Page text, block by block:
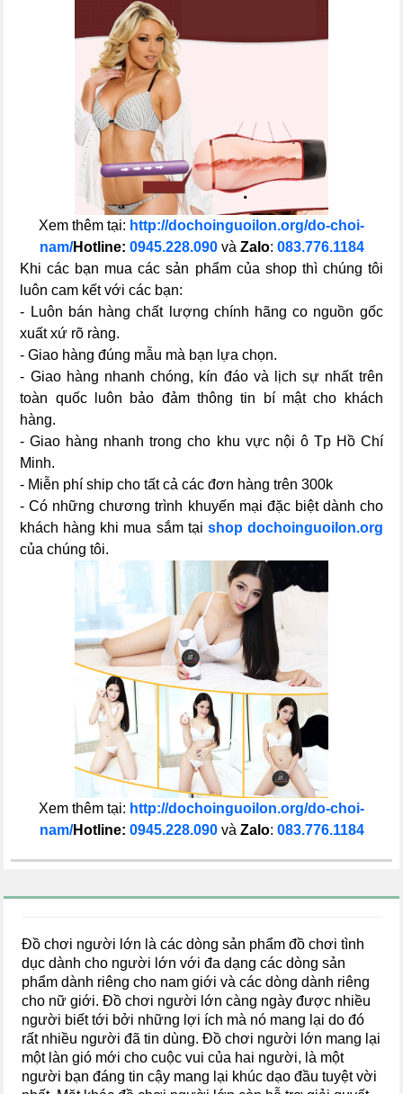
Xem thêm tại: http://dochoinguoilon.org/do-choi-
nam/Hotline: 0945.228.090và Zalo: 083.776.1184
Khi các bạn mua các sản phẩm của shop thì chúng tôi
luôn cam kết với các bạn:
- Luôn bán hàng chất lượng chính hãng co nguồn gốc
xuất xứ rõ ràng.
- Giao hàng đúng mẫu mà bạn lựa chọn.
- Giao hàng nhanh chóng, kín đáo và lịch sự nhất trên
toàn quốc luôn bảo đảm thông tin bí mật cho khách
hàng.
- Giao hàng nhanh trong cho khu vực nội ô Tp Hồ Chí
Minh.
- Miễn phí ship cho tất cả các đơn hàng trên 300k
- Có những chương trình khuyến mại đặc biệt dành cho
khách hàng khi mua sắm tại shop dochoinguoilon.org
của chúng tôi.
Xem thêm tại: http://dochoinguoilon.org/do-choi-
nam/Hotline: 0945.228.090và Zalo: 083.776.1184
Đồ chơi người lớn là các dòng sản phẩm đồ chơi tình
dục dành cho người lớn với đa dạng các dòng sản
phẩm dành riêng cho nam giới và các dòng dành riêng
cho nữ giới. Đồ chơi người lớn càng ngày được nhiều
người biết tới bởi những lợi ích mà nó mang lại do đó
rất nhiều người đã tin dùng. Đồ chơi người lớn mang lại
một làn gió mới cho cuộc vui của hai người, là một
người bạn đáng tin cậy mang lại khúc dạo đầu tuyệt vời